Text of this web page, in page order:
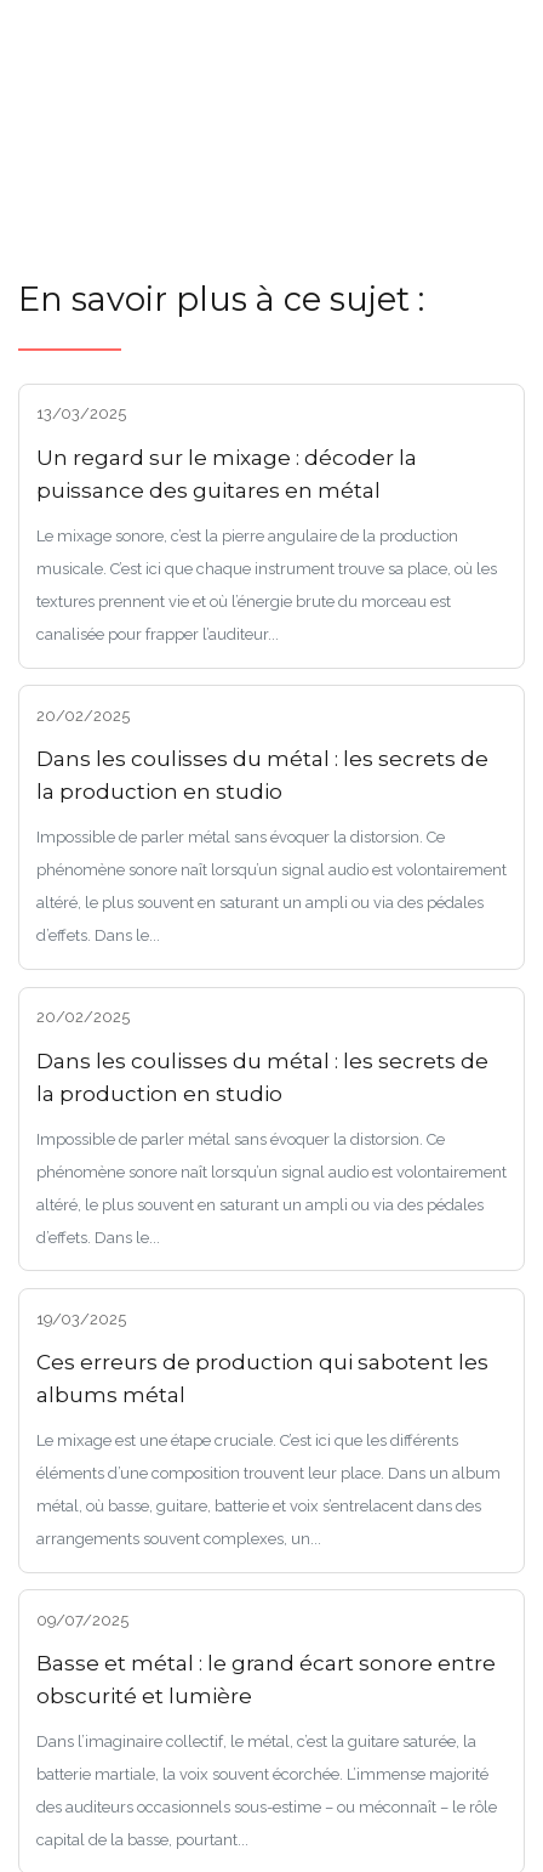
En savoir plus à ce sujet :
13/03/2025
Un regard sur le mixage : décoder la
puissance des guitares en métal
Le mixage sonore, c’est la pierre angulaire de la production
musicale. C’est ici que chaque instrument trouve sa place, où les
textures prennent vie et où l’énergie brute du morceau est
canalisée pour frapper l’auditeur...
20/02/2025
Dans les coulisses du métal : les secrets de
la production en studio
Impossible de parler métal sans évoquer la distorsion. Ce
phénomène sonore naît lorsqu’un signal audio est volontairement
altéré, le plus souvent en saturant un ampli ou via des pédales
d’effets. Dans le...
20/02/2025
Dans les coulisses du métal : les secrets de
la production en studio
Impossible de parler métal sans évoquer la distorsion. Ce
phénomène sonore naît lorsqu’un signal audio est volontairement
altéré, le plus souvent en saturant un ampli ou via des pédales
d’effets. Dans le...
19/03/2025
Ces erreurs de production qui sabotent les
albums métal
Le mixage est une étape cruciale. C’est ici que les différents
éléments d’une composition trouvent leur place. Dans un album
métal, où basse, guitare, batterie et voix s’entrelacent dans des
arrangements souvent complexes, un...
09/07/2025
Basse et métal : le grand écart sonore entre
obscurité et lumière
Dans l’imaginaire collectif, le métal, c’est la guitare saturée, la
batterie martiale, la voix souvent écorchée. L’immense majorité
des auditeurs occasionnels sous-estime – ou méconnaît – le rôle
capital de la basse, pourtant...